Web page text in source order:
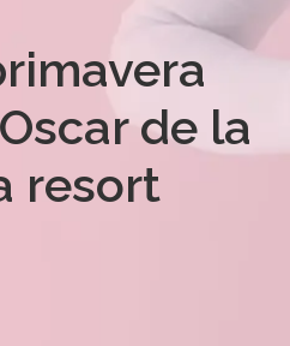
de la
resort